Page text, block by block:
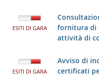
ESITI DI GARA
fornitura di
attività di
ESITI DI GARA
Avviso di
certificati